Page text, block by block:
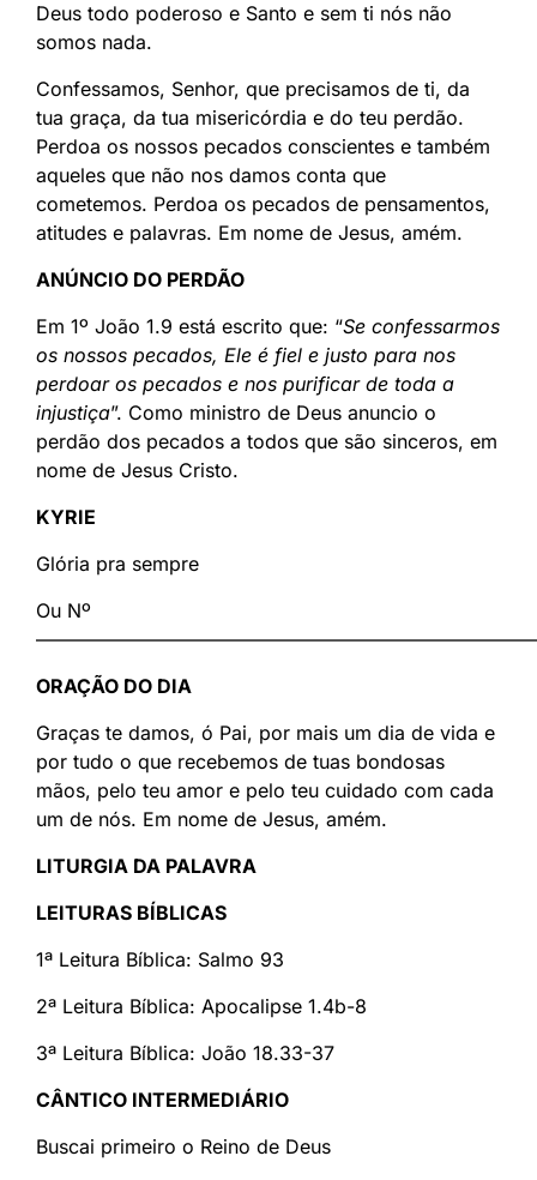
Deus todo poderoso e Santo e sem ti nós não
somos nada.
Confessamos, Senhor, que precisamos de ti, da
tua graça, da tua misericórdia e do teu perdão.
Perdoa os nossos pecados conscientes e também
aqueles que não nos damos conta que
cometemos. Perdoa os pecados de pensamentos,
atitudes e palavras. Em nome de Jesus, amém.
ANÚNCIO DO PERDÃO
Em 1º João 1.9 está escrito que: “Se confessarmos
os nossos pecados, Ele é fiel e justo para nos
perdoar os pecados e nos purificar de toda a
injustiça”. Como ministro de Deus anuncio o
perdão dos pecados a todos que são sinceros, em
nome de Jesus Cristo.
KYRIE
Glória pra sempre
Ou Nº
ORAÇÃO DO DIA
Graças te damos, ó Pai, por mais um dia de vida e
por tudo o que recebemos de tuas bondosas
mãos, pelo teu amor e pelo teu cuidado com cada
um de nós. Em nome de Jesus, amém.
LITURGIA DA PALAVRA
LEITURAS BÍBLICAS
1ª Leitura Bíblica: Salmo 93
2ª Leitura Bíblica: Apocalipse 1.4b-8
3ª Leitura Bíblica: João 18.33-37
CÂNTICO INTERMEDIÁRIO
Buscai primeiro o Reino de Deus